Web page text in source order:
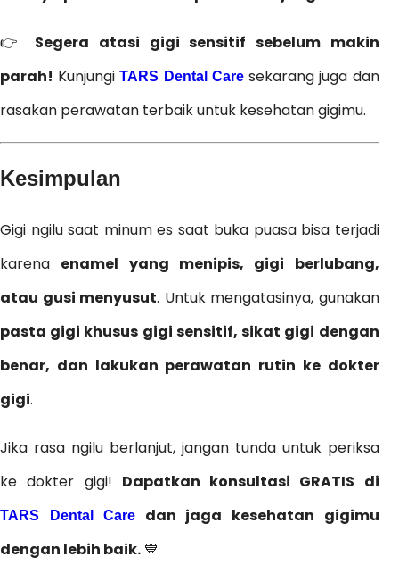
👉 Segera atasi gigi sensitif sebelum makin
parah! KunjungiTARS Dental Caresekarang juga dan
rasakan perawatan terbaik untuk kesehatan gigimu.
Kesimpulan
Gigi ngilu saat minum es saat buka puasa bisa terjadi
karena enamel yang menipis, gigi berlubang,
atau gusi menyusut. Untuk mengatasinya, gunakan
pasta gigi khusus gigi sensitif, sikat gigi dengan
benar, dan lakukan perawatan rutin ke dokter
gigi.
Jika rasa ngilu berlanjut, jangan tunda untuk periksa
ke dokter gigi! Dapatkan konsultasi GRATIS di
TARS Dental Care
dan jaga kesehatan gigimu
dengan lebih baik. 💙